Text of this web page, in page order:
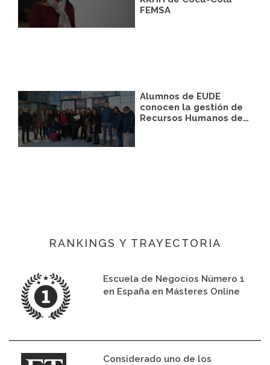
FEMSA
Alumnos de EUDE
conocen la gestión de
Recursos Humanos de…
RANKINGS Y TRAYECTORIA
Escuela de Negocios Número 1
en España en Másteres Online
Considerado uno de los